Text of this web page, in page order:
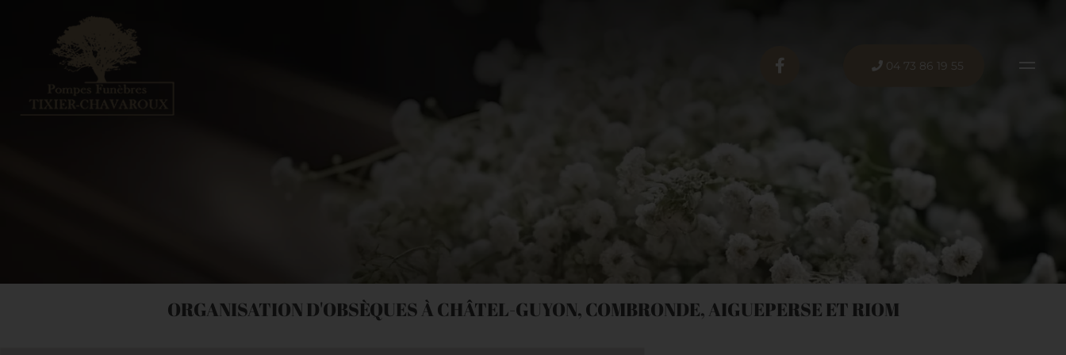
04 73 86 19 55
ORGANISATION D'OBSÈQUES À CHÂTEL-GUYON, COMBRONDE, AIGUEPERSE ET RIOM